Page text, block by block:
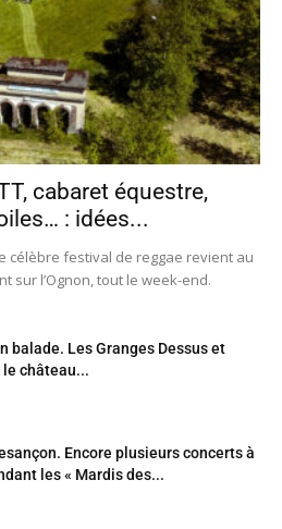
cabaret équestre,
: idées...
célèbre festival de reggae revient au
sur l’Ognon, tout le week-end.
balade. Les Granges Dessus et
le château...
Encore plusieurs concerts à
les « Mardis des...